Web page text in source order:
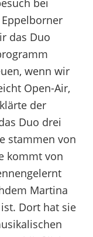
das Duo
wenn wir
Open-Air,
der
Duo drei
stammen von
kommt von
Martina
Dort hat sie